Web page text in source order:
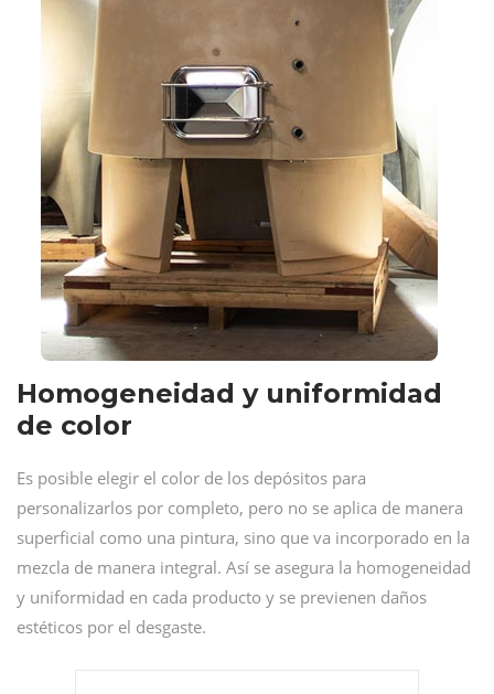
Homogeneidad y uniformidad
de color
Es posible elegir el color de los depósitos para
personalizarlos por completo, pero no se aplica de manera
superficial como una pintura, sino que va incorporado en la
mezcla de manera integral. Así se asegura la homogeneidad
y uniformidad en cada producto y se previenen daños
estéticos por el desgaste.